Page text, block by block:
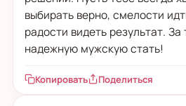
выбирать верно, смелости
радости видеть результат.
надежную мужскую стать!
Копировать Поделиться